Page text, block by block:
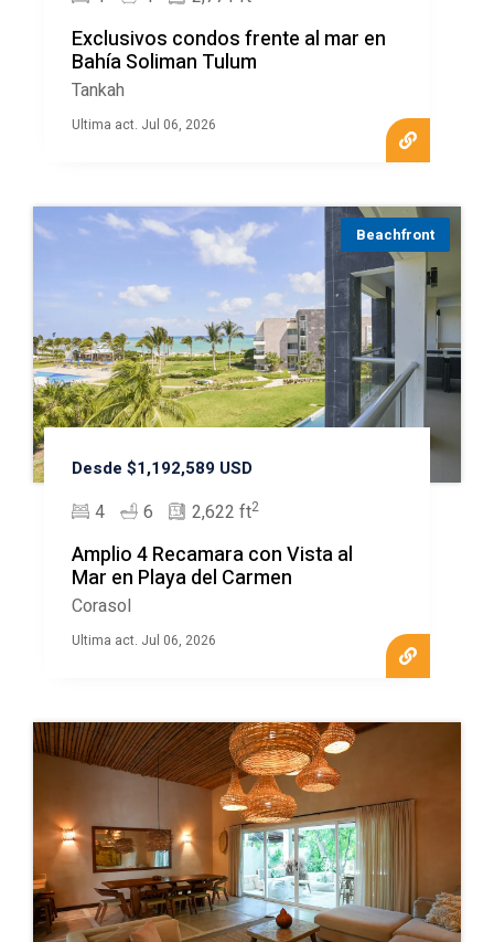
Exclusivos condos frente al mar en
Bahía Soliman Tulum
Tankah
Ultima act. Jul 06, 2026
Beachfront
Desde $1,192,589 USD
4 6 2,622 ft2
Amplio 4 Recamara con Vista al
Mar en Playa del Carmen
Corasol
Ultima act. Jul 06, 2026